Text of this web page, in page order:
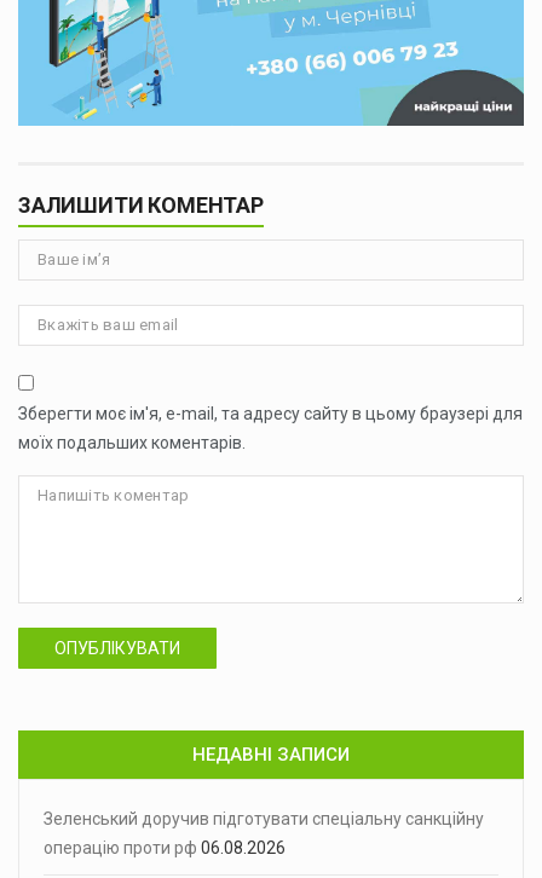
ЗАЛИШИТИ КОМЕНТАР
Зберегти моє ім'я, e-mail, та адресу сайту в цьому браузері для
моїх подальших коментарів.
ОПУБЛІКУВАТИ
НЕДАВНІ ЗАПИСИ
Зеленський доручив підготувати спеціальну санкційну
операцію проти рф 06.08.2026